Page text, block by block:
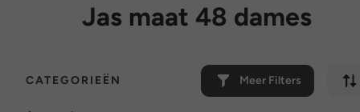
Jas maat 48 dames
CATEGORIEËN Meer Filters